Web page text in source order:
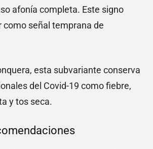
afonía completa. Este signo
como señal temprana de
esta subvariante conserva
del Covid-19 como fiebre,
y tos seca.